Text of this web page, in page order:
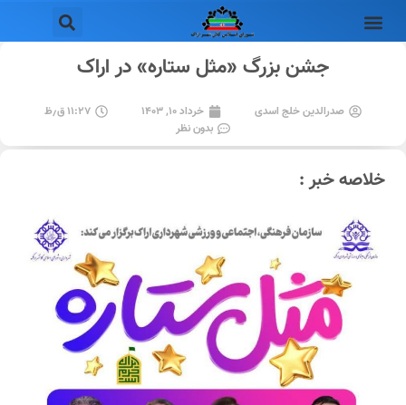
جشن بزرگ «مثل ستاره» در اراک
صدرالدین خلج اسدی خرداد ۱۰, ۱۴۰۳
۱۱:۲۷ ق٫ظ
بدون نظر
خلاصه خبر :